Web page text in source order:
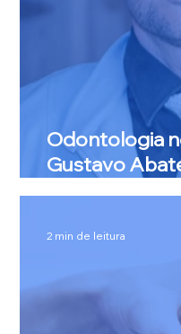
Odontologia
Gustavo
bucal,
2 min de leitura